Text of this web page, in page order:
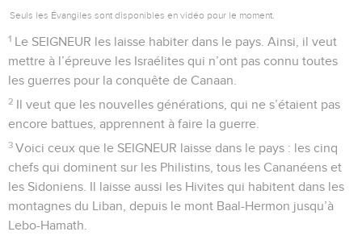
Seuls les Évangiles sont disponibles en vidéo pour le moment.
1 Le SEIGNEUR les laisse habiter dans le pays. Ainsi, il veut
mettre à l’épreuve les Israélites qui n’ont pas connu toutes
les guerres pour la conquête de Canaan.
2 Il veut que les nouvelles générations, qui ne s’étaient pas
encore battues, apprennent à faire la guerre.
3 Voici ceux que le SEIGNEUR laisse dans le pays : les cinq
chefs qui dominent sur les Philistins, tous les Cananéens et
les Sidoniens. Il laisse aussi les Hivites qui habitent dans les
montagnes du Liban, depuis le mont Baal-Hermon jusqu’à
Lebo-Hamath.